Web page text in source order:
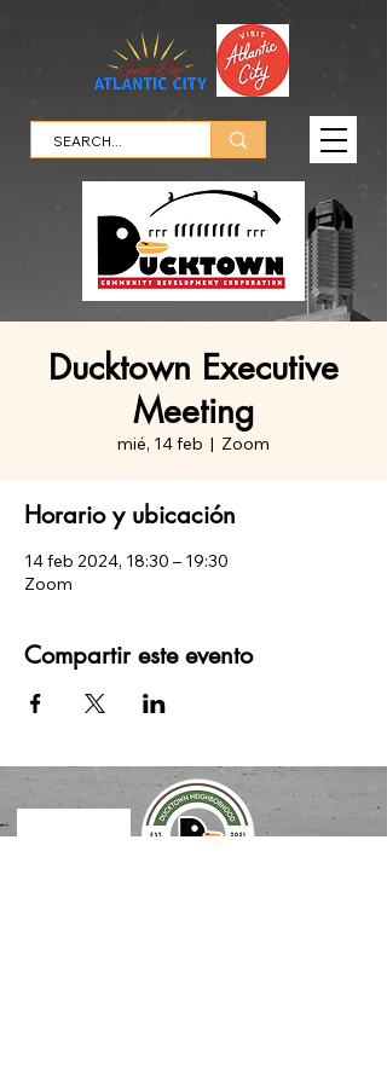
Ducktown Executive
Meeting
mié, 14 feb
  |
Zoom
Horario y ubicación
14 feb 2024, 18:30 – 19:30
Zoom
Compartir este evento